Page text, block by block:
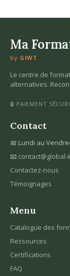
Ma
by GIWT
Le centre de
alternatives.
🔒 PAIEMENT
Contact
📅 Lundi au
📧
Contactez-nous
Témoignages
Menu
Catalogue des
Ressources
Certifications
FAQ